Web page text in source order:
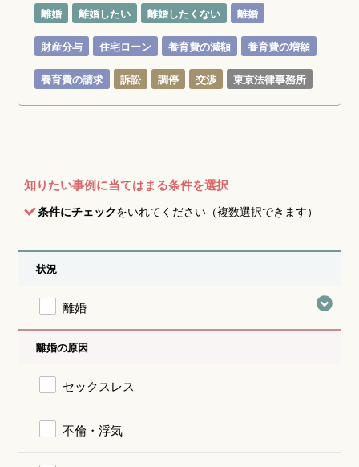
離婚 離婚したい 離婚したくない 離婚
財産分与 住宅ローン 養育費の減額 養育費の増額
養育費の請求 訴訟 調停 交渉 東京法律事務所
知りたい事例に当てはまる条件を選択
条件にチェックをいれてください（複数選択できます）
状況
離婚
離婚の原因
セックスレス
不倫・浮気